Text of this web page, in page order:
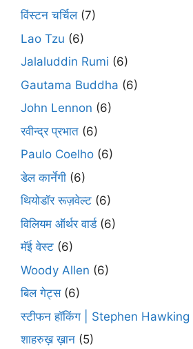
विंस्टन चर्चिल(7)
Lao Tzu (6)
Jalaluddin Rumi (6)
Gautama Buddha (6)
John Lennon (6)
रवीन्द्र प्रभात (6)
Paulo Coelho (6)
डेल कार्नेगी (6)
थियोडॉर रूज़वेल्ट (6)
विलियम ऑर्थर वार्ड(6)
मॅई वेस्ट (6)
Woody Allen (6)
बिल गेट्स(6)
स्टीफन हॉकिंग | Stephen Hawking
शाहरुख़ ख़ान (5)